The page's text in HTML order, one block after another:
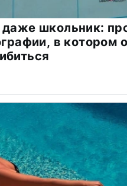
даже школьник:
в котором